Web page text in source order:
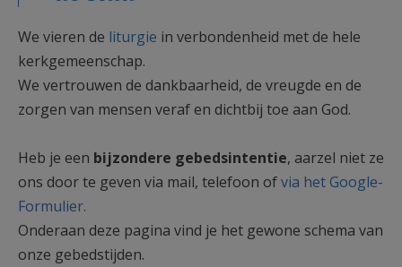
We vieren de liturgie in verbondenheid met de hele
kerkgemeenschap.
We vertrouwen de dankbaarheid, de vreugde en de
zorgen van mensen veraf en dichtbij toe aan God.
Heb je een bijzondere gebedsintentie, aarzel niet ze
ons door te geven via mail, telefoon ofvia het Google-
Formulier.
Onderaan deze pagina vind je het gewone schema van
onze gebedstijden.